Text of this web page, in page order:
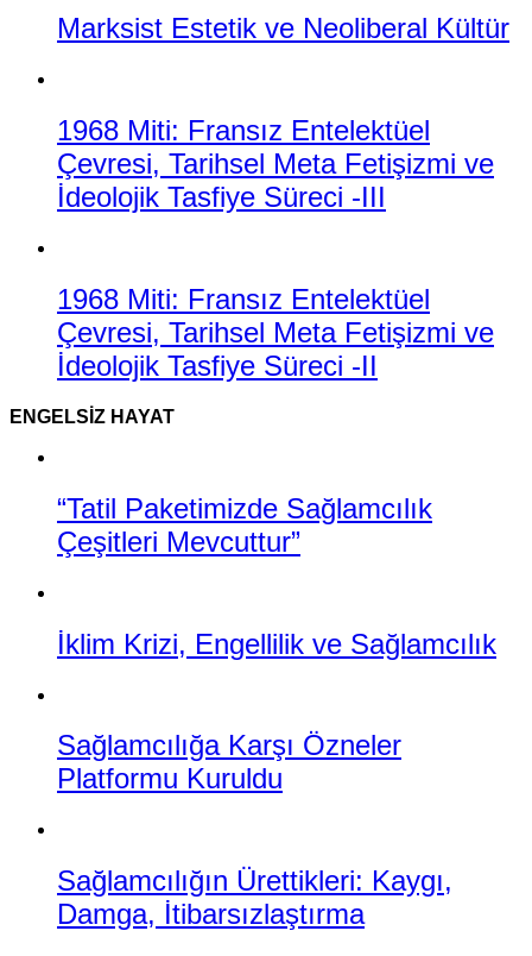
Marksist Estetik ve Neoliberal Kültür
1968 Miti: Fransız Entelektüel
Çevresi, Tarihsel Meta Fetişizmi ve
İdeolojik Tasfiye Süreci -III
1968 Miti: Fransız Entelektüel
Çevresi, Tarihsel Meta Fetişizmi ve
İdeolojik Tasfiye Süreci -II
ENGELSIZ HAYAT
“Tatil Paketimizde Sağlamcılık
Çeşitleri Mevcuttur”
İklim Krizi, Engellilik ve Sağlamcılık
Sağlamcılığa Karşı Özneler
Platformu Kuruldu
Sağlamcılığın Ürettikleri: Kaygı,
Damga, İtibarsızlaştırma